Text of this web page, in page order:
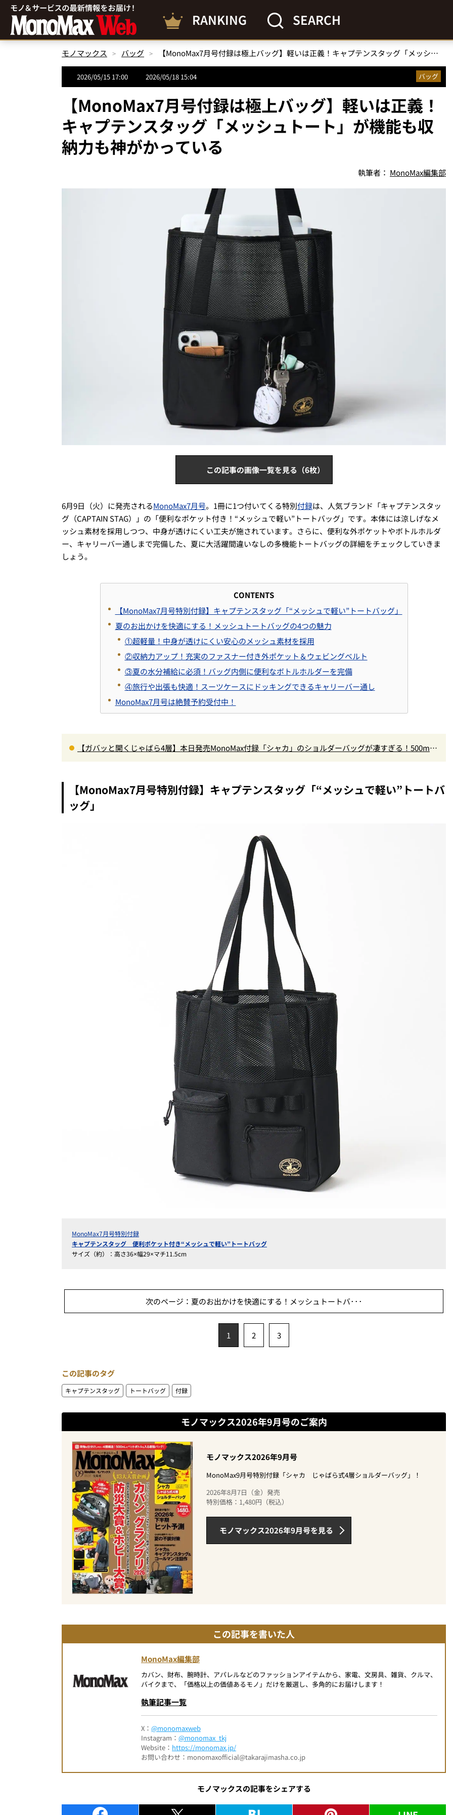
RANKING SEARCH
モノマックス バッグ 【MonoMax7月号付録は極上バッグ】軽いは正義！キャプテンスタッグ「メッシュトート」が機能も収納力も神がかっている
2026/05/15 17:00 2026/05/18 15:04 バッグ
【MonoMax7月号付録は極上バッグ】軽いは正義！
キャプテンスタッグ「メッシュトート」が機能も収
納力も神がかっている
執筆者： MonoMax編集部
この記事の画像一覧を見る（6枚）
6月9日（火）に発売されるMonoMax7月号。1冊に1つ付いてくる特別付録は、人気ブランド「キャプテンスタッ
グ（CAPTAIN STAG）」の「便利なポケット付き！“メッシュで軽い”トートバッグ」です。本体には涼しげなメ
ッシュ素材を採用しつつ、中身が透けにくい工夫が施されています。さらに、便利な外ポケットやボトルホルダ
ー、キャリーバー通しまで完備した、夏に大活躍間違いなしの多機能トートバッグの詳細をチェックしていきま
しょう。
CONTENTS
【MonoMax7月号特別付録】キャプテンスタッグ「“メッシュで軽い”トートバッグ」
夏のお出かけを快適にする！メッシュトートバッグの4つの魅力
①超軽量！中身が透けにくい安心のメッシュ素材を採用
②収納力アップ！充実のファスナー付き外ポケット＆ウェビングベルト
③夏の水分補給に必須！バッグ内側に便利なボトルホルダーを完備
④旅行や出張も快適！スーツケースにドッキングできるキャリーバー通し
MonoMax7月号は絶賛予約受付中！
【ガバッと開くじゃばら4層】本日発売MonoMax付録「シャカ」のショルダーバッグが凄すぎる！500mL
【MonoMax7月号特別付録】キャプテンスタッグ「“メッシュで軽い”トートバ
ッグ」
MonoMax7月号特別付録
キャプテンスタッグ 便利ポケット付き“メッシュで軽い”トートバッグ
サイズ（約）：高さ36×幅29×マチ11.5cm
次のページ：夏のお出かけを快適にする！メッシュトートバ･･･
1 2 3
この記事のタグ
キャプテンスタッグ トートバッグ 付録
モノマックス2026年9月号のご案内
モノマックス2026年9月号
MonoMax9月号特別付録「シャカ じゃばら式4層ショルダーバッグ」！
2026年8月7日（金）発売
特別価格：1,480円（税込）
モノマックス2026年9月号を見る
この記事を書いた人
MonoMax編集部
カバン、財布、腕時計、アパレルなどのファッションアイテムから、家電、文房具、雑貨、クルマ、
バイクまで、「価格以上の価値あるモノ」だけを厳選し、多角的にお届けします！
執筆記事一覧
X： @monomaxweb
Instagram： @monomax_tkj
Website： https://monomax.jp/
お問い合わせ：monomaxofficial@takarajimasha.co.jp
モノマックスの記事をシェアする